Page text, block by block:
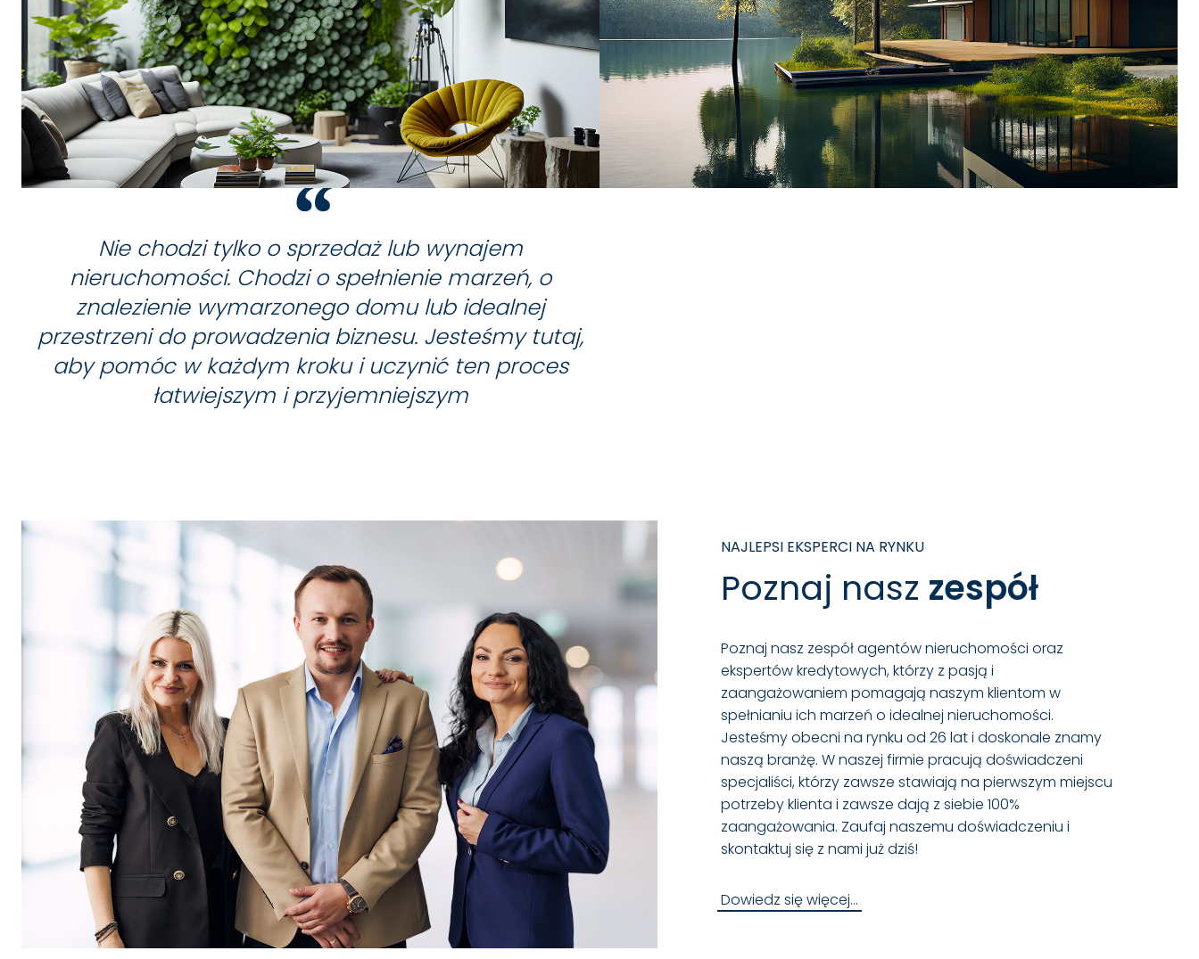
Nie chodzi tylko o sprzedaż lub wynajem
nieruchomości. Chodzi o spełnienie marzeń, o
znalezienie wymarzonego domu lub idealnej
przestrzeni do prowadzenia biznesu. Jesteśmy tutaj,
aby pomóc w każdym kroku i uczynić ten proces
łatwiejszym i przyjemniejszym
NAJLEPSI EKSPERCI NA RYNKU
Poznaj nasz zespół
Poznaj nasz zespół agentów nieruchomości oraz
ekspertów kredytowych, którzy z pasją i
zaangażowaniem pomagają naszym klientom w
spełnianiu ich marzeń o idealnej nieruchomości.
Jesteśmy obecni na rynku od 26 lat i doskonale znamy
naszą branżę. W naszej firmie pracują doświadczeni
specjaliści, którzy zawsze stawiają na pierwszym miejscu
potrzeby klienta i zawsze dają z siebie 100%
zaangażowania. Zaufaj naszemu doświadczeniu i
skontaktuj się z nami już dziś!
Dowiedz się więcej…